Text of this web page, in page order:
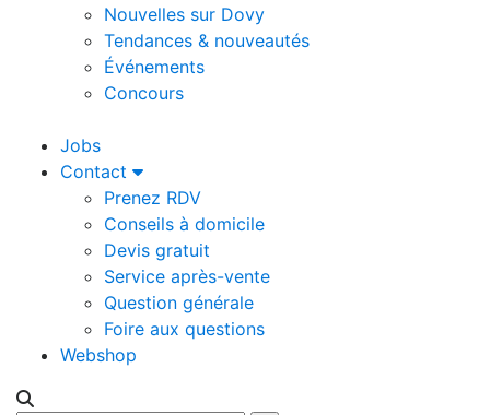
Nouvelles sur Dovy
Tendances & nouveautés
Événements
Concours
Jobs
Contact
Prenez RDV
Conseils à domicile
Devis gratuit
Service après-vente
Question générale
Foire aux questions
Webshop